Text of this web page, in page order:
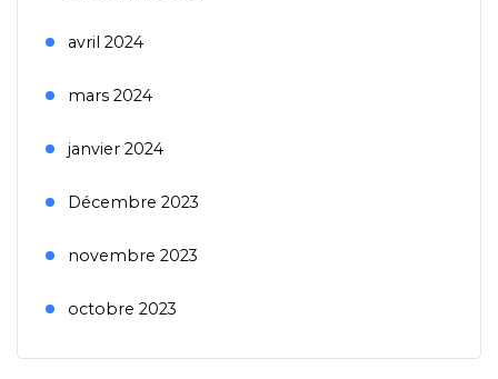
avril 2024
mars 2024
janvier 2024
Décembre 2023
novembre 2023
octobre 2023